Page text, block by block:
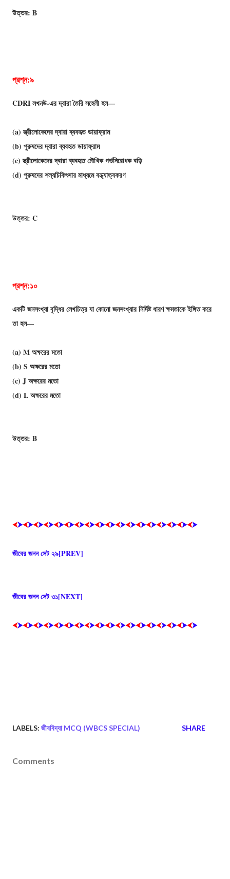
উত্তর: B
প্রশ্ন:৯
CDRI লখনউ-এর দ্বারা তৈরি সহেলী হল—
(a) স্ত্রীলােকেদের দ্বারা ব্যবহৃত ডায়াফ্রাম
(b) পুরুষদের দ্বারা ব্যবহৃত ডায়াফ্রাম
(c) স্ত্রীলােকেদের দ্বারা ব্যবহৃত মৌখিক গর্ভনিরােধক বড়ি
(d) পুরুষদের শল্যচিকিৎসার মাধ্যমে বন্ধ্যাত্বকরণ
উত্তর: C
প্রশ্ন:১০
একটি জনসংখ্যা বৃদ্ধির লেখচিত্র যা কোনাে জনসংখ্যার নির্দিষ্ট ধারণ ক্ষমতাকে ইঙ্গিত করে
তা হল—
(a) M অক্ষরের মতাে
(b) S অক্ষরের মতাে
(c) J অক্ষরের মতাে
(d) L অক্ষরের মতাে
উত্তর: B
⮜⮞⮜⮞⮜⮞⮜⮞⮜⮞⮜⮞⮜⮞⮜⮞⮜⮞⮜⮞⮜⮞⮜⮞⮜⮞⮜⮞⮜⮞⮜⮞⮜⮞⮜⮞
জীবের জনন সেট ২৯[PREV]
জীবের জনন সেট ৩১[NEXT]
⮜⮞⮜⮞⮜⮞⮜⮞⮜⮞⮜⮞⮜⮞⮜⮞⮜⮞⮜⮞⮜⮞⮜⮞⮜⮞⮜⮞⮜⮞⮜⮞⮜⮞⮜⮞
LABELS: জীববিদ্যা MCQ (WBCS SPECIAL) SHARE
Comments